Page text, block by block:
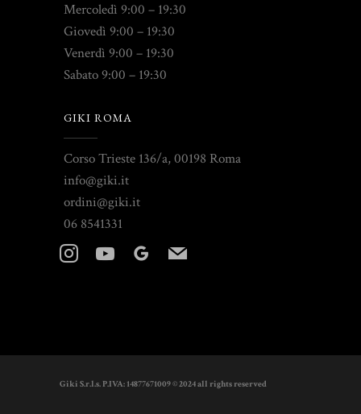
Mercoledì 9:00 – 19:30
Giovedì 9:00 – 19:30
Venerdì 9:00 – 19:30
Sabato 9:00 – 19:30
GIKI ROMA
Corso Trieste 136/a, 00198 Roma
info@giki.it
ordini@giki.it
06 8541331
instagramyoutubegoogleplus
mail
Giki S.r.l.s. P.IVA: 14877671009 © 2024 all rights reserved